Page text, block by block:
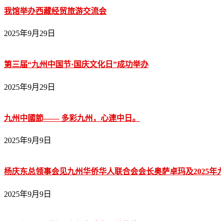
我馆举办西藏经贸旅游交流会
2025年9月29日
第三届“九州中国节·国庆文化日”成功举办
2025年9月29日
九州中國節—— 多彩九州，心連中日。
2025年9月9日
杨庆东总领事会见九州华侨华人联合会会长奥萨卓玛及2025年
2025年9月9日